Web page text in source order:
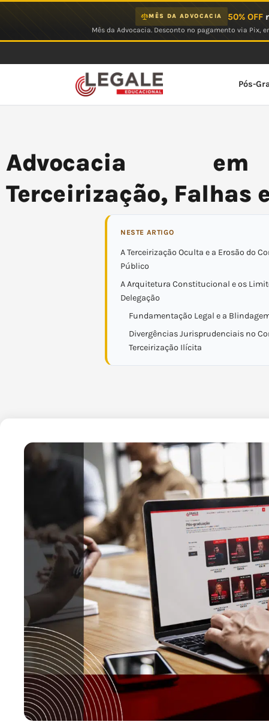
MÊS DA ADVOCACIA 50% OFF
Mês da Advocacia. Desconto no pagamento via Pix,
Pós-
Advocacia em
Terceirização, Falhas
NESTE ARTIGO
A Terceirização Oculta e a Erosão do
Público
A Arquitetura Constitucional e os
Delegação
Fundamentação Legal e a
Divergências Jurisprudenciais no
Terceirização Ilícita